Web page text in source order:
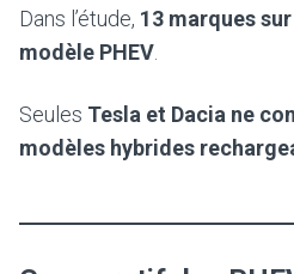
Dans l’étude, 13 marques
modèle PHEV
Seules Tesla et Dacia ne
modèles hybrides